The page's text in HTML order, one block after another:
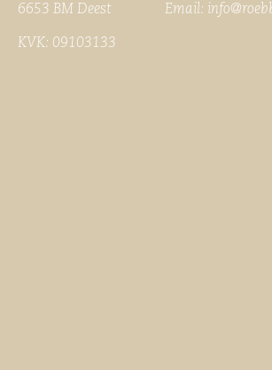
6653 BM Deest Email:
KVK: 09103133